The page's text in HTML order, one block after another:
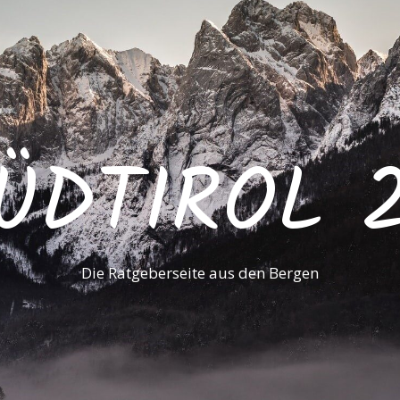
Die Ratgeberseite aus den Bergen